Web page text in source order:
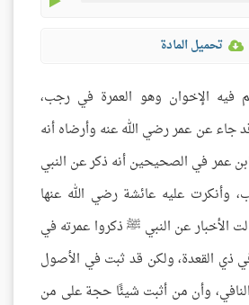
تحميل المادة
الإخوان وهو العمرة في رجب،
جاء عن عمر رضي الله عنه وأرضاه أنه
عمر في الصحيحين أنه ذكر عن النبي
وأنكرت عليه عائشة رضي الله عنها
الأخبار عن النبي ﷺ ذكروا عمرته في
ذي القعدة، ولكن قد ثبت في الأصول
وأن من أثبت شيئًا حجة على من